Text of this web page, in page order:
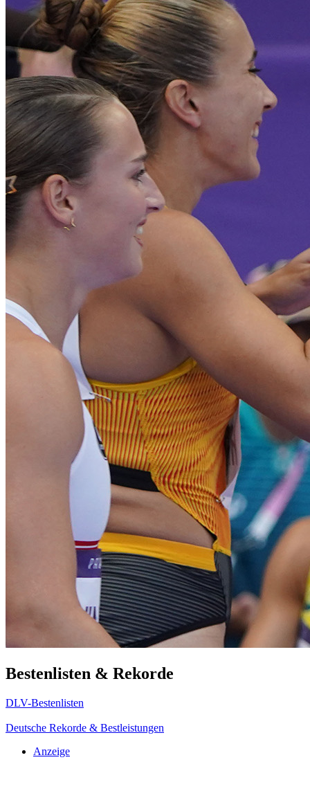
Bestenlisten & Rekorde
DLV-Bestenlisten
Deutsche Rekorde & Bestleistungen
Anzeige